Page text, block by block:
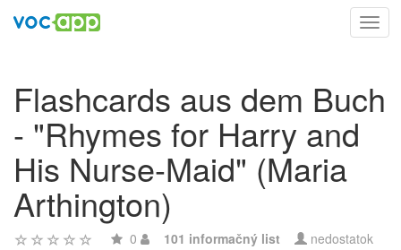
Flashcards aus dem Buch
- "Rhymes for Harry and
His Nurse-Maid" (Maria
Arthington)
0 101 informačný list nedostatok